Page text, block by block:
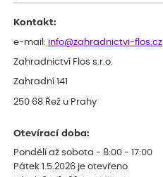
Kontakt:
e-mail: info@zahradnictvi-flos.cz
Zahradnictví Flos s.r.o.
Zahradní 141
250 68 Řež u Prahy
Otevírací doba:
Pondělí až sobota - 8:00 - 17:00
Pátek 1.5.2026 je otevřeno